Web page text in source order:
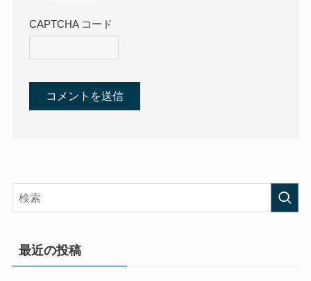
CAPTCHA コード
最近の投稿